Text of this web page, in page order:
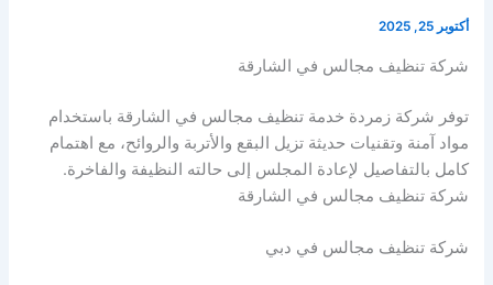
أكتوبر 25, 2025
شركة تنظيف مجالس في الشارقة
توفر شركة زمردة خدمة تنظيف مجالس في الشارقة باستخدام
مواد آمنة وتقنيات حديثة تزيل البقع والأتربة والروائح، مع اهتمام
كامل بالتفاصيل لإعادة المجلس إلى حالته النظيفة والفاخرة.
شركة تنظيف مجالس في الشارقة
شركة تنظيف مجالس في دبي